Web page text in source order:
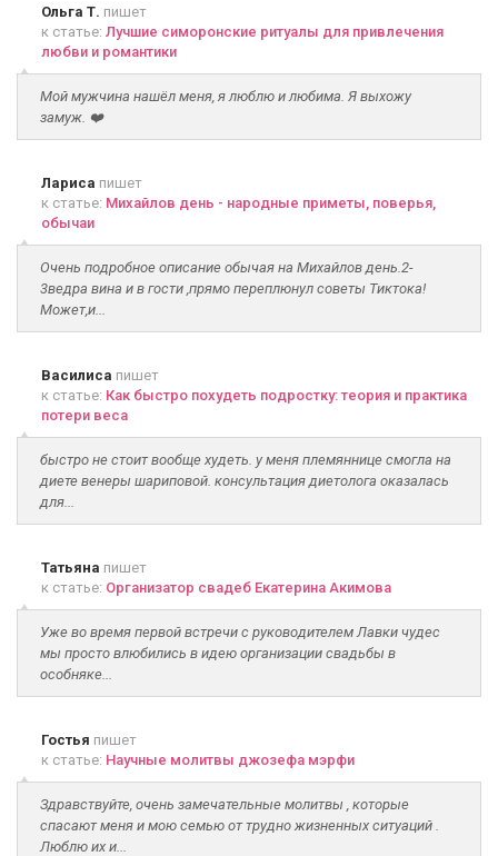
Ольга Т. пишет
к статье: Лучшие симоронские ритуалы для привлечения
любви и романтики
Мой мужчина нашёл меня, я люблю и любима. Я выхожу
замуж. ❤️
Лариса пишет
к статье: Михайлов день - народные приметы, поверья,
обычаи
Очень подробное описание обычая на Михайлов день.2-
3ведра вина и в гости ,прямо переплюнул советы Тиктока!
Может,и...
Василиса пишет
к статье: Как быстро похудеть подростку: теория и практика
потери веса
быстро не стоит вообще худеть. у меня племяннице смогла на
диете венеры шариповой. консультация диетолога оказалась
для...
Татьяна пишет
к статье: Организатор свадеб Екатерина Акимова
Уже во время первой встречи с руководителем Лавки чудес
мы просто влюбились в идею организации свадьбы в
особняке...
Гостья пишет
к статье: Научные молитвы джозефа мэрфи
Здравствуйте, очень замечательные молитвы , которые
спасают меня и мою семью от трудно жизненных ситуаций .
Люблю их и...